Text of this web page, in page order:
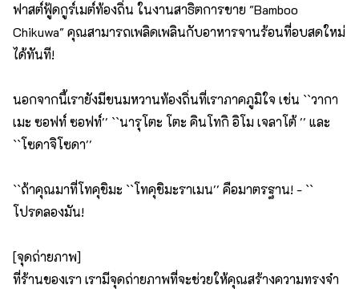
ฟาสต์ฟู้ดกูร์เมต์ท้องถิ่น ในงานสาธิตการขาย "Bamboo
Chikuwa" คุณสามารถเพลิดเพลินกับอาหารจานร้อนที่อบสดใหม่
ได้ทันที!
นอกจากนี้เรายังมีขนมหวานท้องถิ่นที่เราภาคภูมิใจ เช่น ``วากา
เมะ ซอฟท์ ซอฟท์'' ``นารุโตะ โตะ คินโทกิ อิโม เจลาโต้ '' และ
``โซดาจิโซดา''
``ถ้าคุณมาที่โทคุชิมะ ``โทคุชิมะราเมน'' คือมาตรฐาน! - ``
โปรดลองมัน!
[จุดถ่ายภาพ]
ที่ร้านของเรา เรามีจุดถ่ายภาพที่จะช่วยให้คุณสร้างความทรงจำ